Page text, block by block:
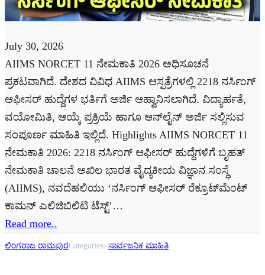
July 30, 2026
AIIMS NORCET 11 ನೇಮಕಾತಿ 2026 ಅಧಿಸೂಚನೆ
ಪ್ರಕಟವಾಗಿದೆ. ದೇಶದ ವಿವಿಧ AIIMS ಆಸ್ಪತ್ರೆಗಳಲ್ಲಿ 2218 ನರ್ಸಿಂಗ್
ಆಫೀಸರ್ ಹುದ್ದೆಗಳ ಭರ್ತಿಗೆ ಅರ್ಜಿ ಆಹ್ವಾನಿಸಲಾಗಿದೆ. ವಿದ್ಯಾರ್ಹತೆ,
ವಯೋಮಿತಿ, ಆಯ್ಕೆ ಪ್ರಕ್ರಿಯೆ ಹಾಗೂ ಆನ್‌ಲೈನ್ ಅರ್ಜಿ ಸಲ್ಲಿಸುವ
ಸಂಪೂರ್ಣ ಮಾಹಿತಿ ಇಲ್ಲಿದೆ. Highlights AIIMS NORCET 11
ನೇಮಕಾತಿ 2026: 2218 ನರ್ಸಿಂಗ್ ಆಫೀಸರ್ ಹುದ್ದೆಗಳಿಗೆ ಬೃಹತ್
ನೇಮಕಾತಿ ಚಾಲನೆ ಅಖಿಲ ಭಾರತ ವೈದ್ಯಕೀಯ ವಿಜ್ಞಾನ ಸಂಸ್ಥೆ
(AIIMS), ನವದೆಹಲಿಯು ‘ನರ್ಸಿಂಗ್ ಆಫೀಸರ್ ರೆಕ್ರೂಟ್‌ಮೆಂಟ್
ಕಾಮನ್ ಎಲಿಜಿಬಿಲಿಟಿ ಟೆಸ್ಟ್’…
Read more..
ಲಿಂಗರಾಜ ರಾಮಪುರCategories: ಸಾರ್ವಜನಿಕ ಮಾಹಿತಿ